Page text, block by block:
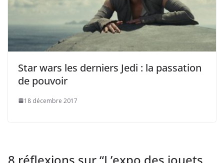
Star wars les derniers Jedi : la passation
de pouvoir
18 décembre 2017